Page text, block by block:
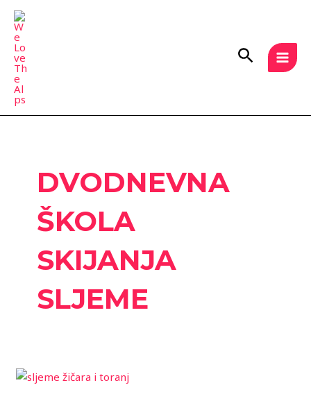
Skip
content
Search
DVODNEVNA
ŠKOLA
SKIJANJA
SLJEME
Sljeme